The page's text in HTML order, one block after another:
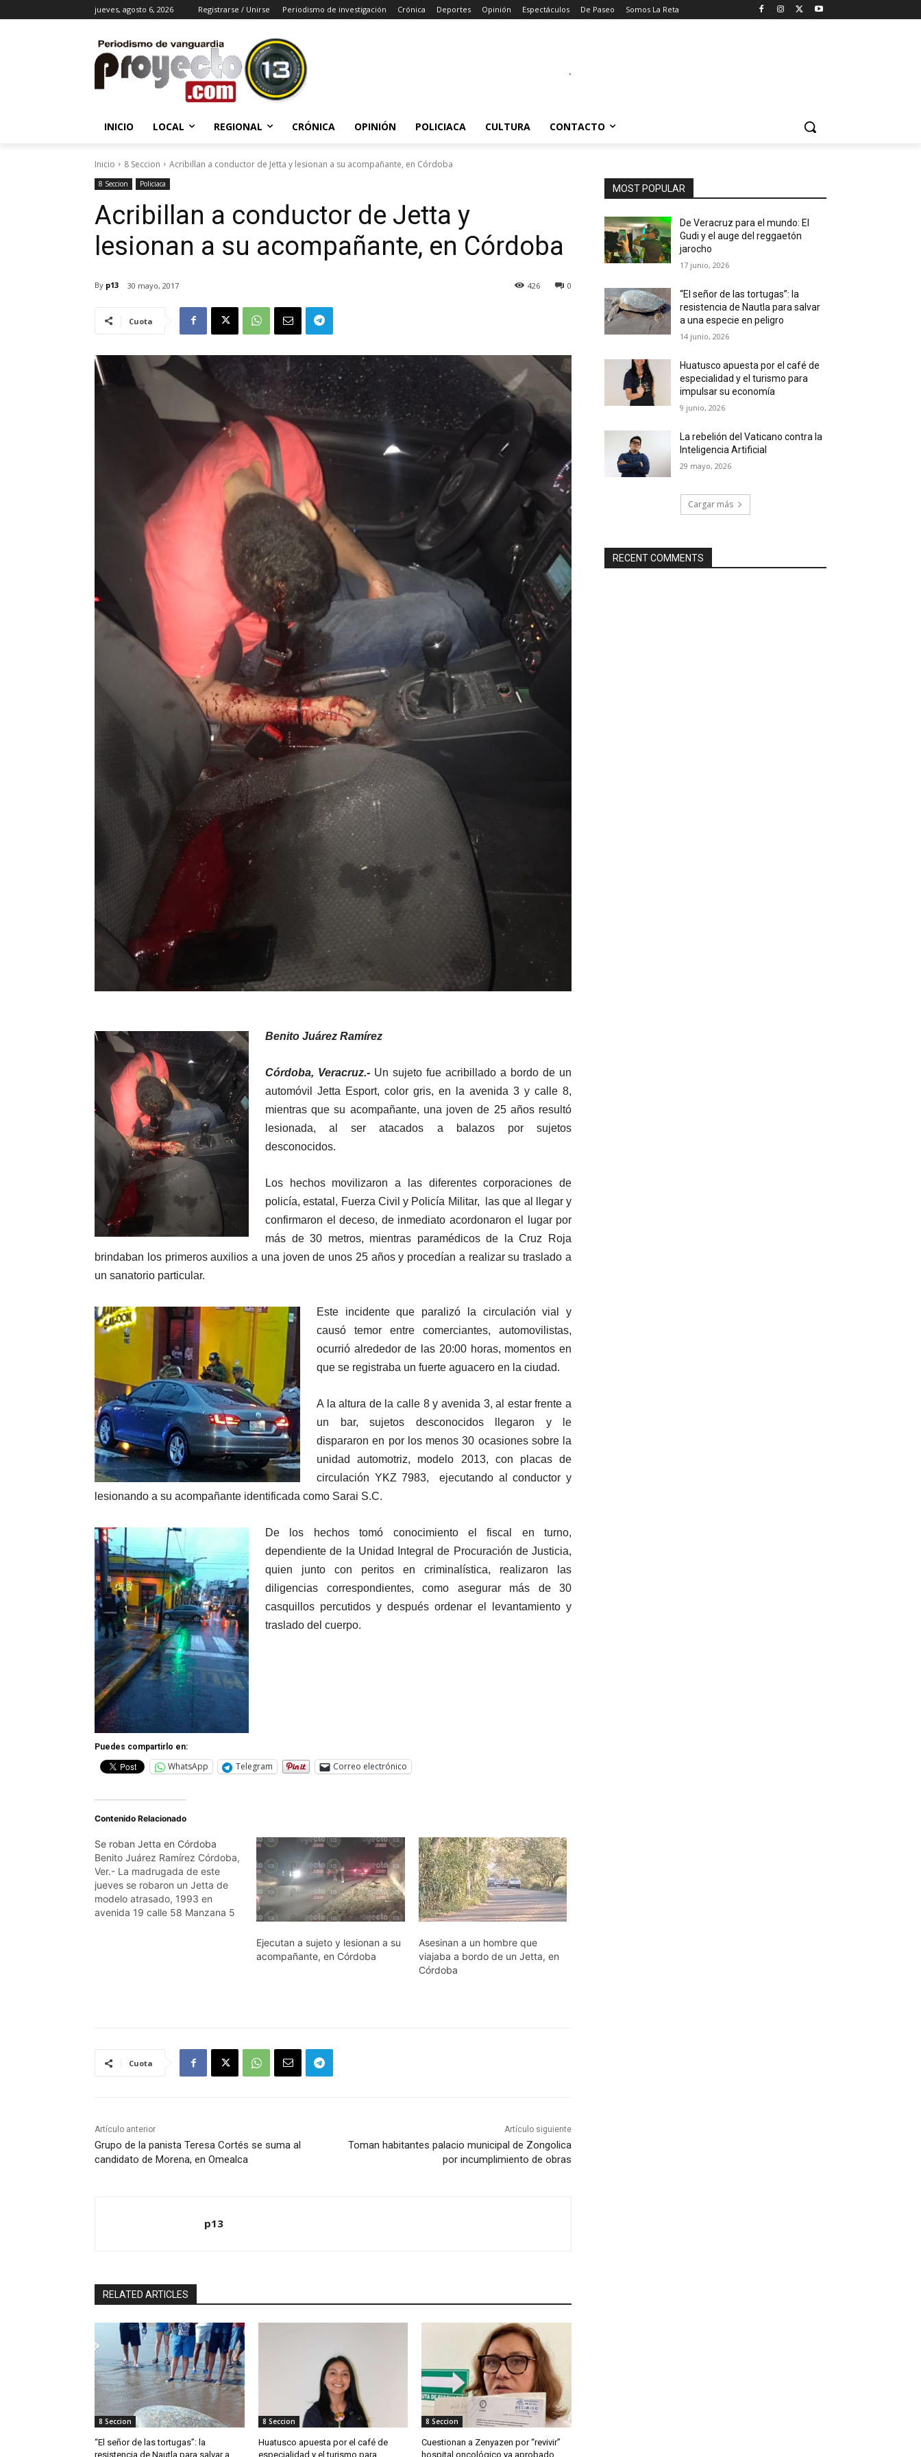
jueves, agosto 6, 2026 Registrarse / Unirse Periodismo de investigación Crónica Deportes Opinión Espectáculos De Paseo Somos La Reta
.
INICIO LOCAL REGIONAL CRÓNICA OPINIÓN POLICIACA CULTURA CONTACTO
Inicio 8 Seccion Acribillan a conductor de Jetta y lesionan a su acompañante, en Córdoba
8 Seccion Policiaca
Acribillan a conductor de Jetta y
lesionan a su acompañante, en Córdoba
By p13 30 mayo, 2017 0
426
Cuota
Benito Juárez Ramírez
Córdoba, Veracruz.- Un sujeto fue acribillado a bordo de un
automóvil Jetta Esport, color gris, en la avenida 3 y calle 8,
mientras que su acompañante, una joven de 25 años resultó
lesionada, al ser atacados a balazos por sujetos
desconocidos.
Los hechos movilizaron a las diferentes corporaciones de
policía, estatal, Fuerza Civil y Policía Militar, las que al llegar y
confirmaron el deceso, de inmediato acordonaron el lugar por
más de 30 metros, mientras paramédicos de la Cruz Roja
brindaban los primeros auxilios a una joven de unos 25 años y procedían a realizar su traslado a
un sanatorio particular.
Este incidente que paralizó la circulación vial y
causó temor entre comerciantes, automovilistas,
ocurrió alrededor de las 20:00 horas, momentos en
que se registraba un fuerte aguacero en la ciudad.
A la altura de la calle 8 y avenida 3, al estar frente a
un bar, sujetos desconocidos llegaron y le
dispararon en por los menos 30 ocasiones sobre la
unidad automotriz, modelo 2013, con placas de
circulación YKZ 7983, ejecutando al conductor y
lesionando a su acompañante identificada como Sarai S.C.
De los hechos tomó conocimiento el fiscal en turno,
dependiente de la Unidad Integral de Procuración de Justicia,
quien junto con peritos en criminalística, realizaron las
diligencias correspondientes, como asegurar más de 30
casquillos percutidos y después ordenar el levantamiento y
traslado del cuerpo.
Puedes compartirlo en:
WhatsApp Telegram Correo electrónico
Contenido Relacionado
Se roban Jetta en Córdoba
Benito Juárez Ramírez Córdoba,
Ver.- La madrugada de este
jueves se robaron un Jetta de
modelo atrasado, 1993 en
avenida 19 calle 58 Manzana 5
Ejecutan a sujeto y lesionan a su
acompañante, en Córdoba
Asesinan a un hombre que
viajaba a bordo de un Jetta, en
Córdoba
Cuota
Artículo anterior
Grupo de la panista Teresa Cortés se suma al
candidato de Morena, en Omealca
Artículo siguiente
Toman habitantes palacio municipal de Zongolica
por incumplimiento de obras
p13
RELATED ARTICLES
8 Seccion
“El señor de las tortugas”: la
resistencia de Nautla para salvar a
8 Seccion
Huatusco apuesta por el café de
especialidad y el turismo para
8 Seccion
Cuestionan a Zenyazen por “revivir”
hospital oncológico ya aprobado
MOST POPULAR
De Veracruz para el mundo: El
Gudi y el auge del reggaetón
jarocho
17 junio, 2026
“El señor de las tortugas”: la
resistencia de Nautla para salvar
a una especie en peligro
14 junio, 2026
Huatusco apuesta por el café de
especialidad y el turismo para
impulsar su economía
9 junio, 2026
La rebelión del Vaticano contra la
Inteligencia Artificial
29 mayo, 2026
Cargar más
RECENT COMMENTS